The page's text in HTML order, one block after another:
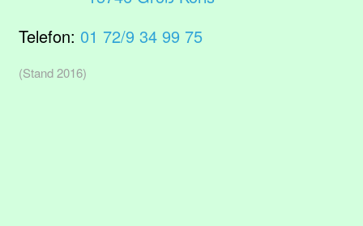
Telefon: 01 72/9 34 99 75
(Stand 2016)